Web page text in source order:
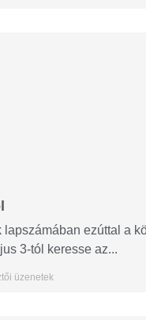
ezúttal a
3-tól keresse az...
üzenetek